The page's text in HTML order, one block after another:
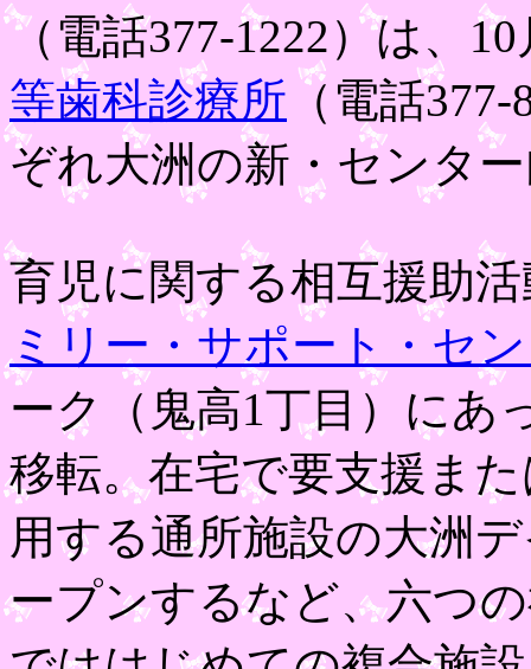
（電話377-1222）は、
等歯科診療所 （電話
ぞれ大洲の新・センタ
育児に関する相互援助
ミリー・サポート・セ
ーク（鬼高1丁目）にあ
移転。在宅で要支援ま
用する通所施設の大洲
ープンするなど、六つ